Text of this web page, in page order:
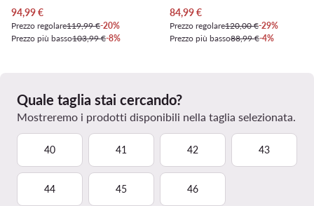
Prezzo attuale
94,99€
Prezzo regolare119,99 €-20%
Prezzo più basso103,99 €-8%
Prezzo attuale
84,99€
Prezzo regolare120,00 €-29%
Prezzo più basso88,99 €-4%
Quale taglia stai cercando?
Mostreremo i prodotti disponibili nella taglia selezionata.
40 41 42 43
44 45 46